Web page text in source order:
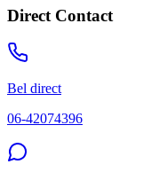
Direct Contact
Bel direct
06-42074396